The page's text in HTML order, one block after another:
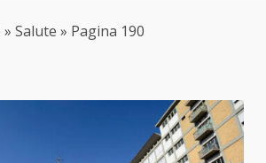
» Salute » Pagina 190